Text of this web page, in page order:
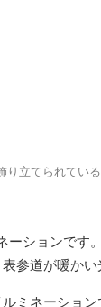
り立てられている